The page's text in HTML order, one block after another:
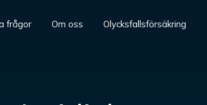
frågor Om oss Olycksfallsförsäkring